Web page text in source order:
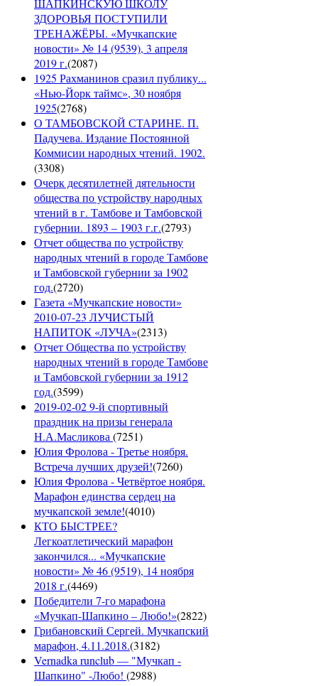
ШАПКИНСКУЮ ШКОЛУ
ЗДОРОВЬЯ ПОСТУПИЛИ
ТРЕНАЖЁРЫ. «Мучкапские
новости» № 14 (9539), 3 апреля
2019 г.(2087)
1925 Рахманинов сразил публику...
«Нью-Йорк таймс», 30 ноября
1925(2768)
О ТАМБОВСКОЙ СТАРИНЕ. П.
Падучева. Издание Постоянной
Коммисии народных чтений. 1902.
(3308)
Очерк десятилетней дятельности
общества по устройству народных
чтений в г. Тамбове и Тамбовской
губернии. 1893 – 1903 г.г.(2793)
Отчет общества по устройству
народных чтений в городе Тамбове
и Тамбовской губернии за 1902
год.(2720)
Газета «Мучкапские новости»
2010-07-23 ЛУЧИСТЫЙ
НАПИТОК «ЛУЧА»(2313)
Отчет Общества по устройству
народных чтений в городе Тамбове
и Тамбовской губернии за 1912
год.(3599)
2019-02-02 9-й спортивный
праздник на призы генерала
Н.А.Масликова(7251)
Юлия Фролова - Третье ноября.
Встреча лучших друзей!(7260)
Юлия Фролова - Четвёртое ноября.
Марафон единства сердец на
мучкапской земле!(4010)
КТО БЫСТРЕЕ?
Легкоатлетический марафон
закончился... «Мучкапские
новости» № 46 (9519), 14 ноября
2018 г.(4469)
Победители 7-го марафона
«Мучкап-Шапкино – Любо!»(2822)
Грибановский Сергей. Мучкапский
марафон, 4.11.2018.(3182)
Vernadka runclub — "Мучкап -
Шапкино" -Любо! (2988)